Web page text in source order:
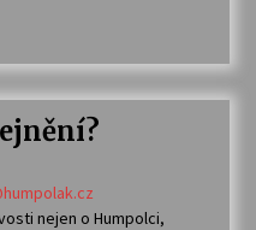
nejen o Humpolci,